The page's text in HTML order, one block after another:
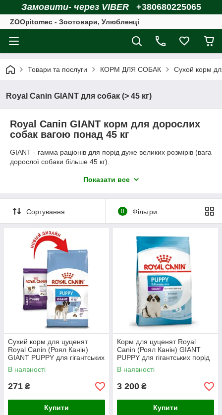
Замовити- через VIBER +380680225065
ZOOpitomec - Зоотовари, Улюбленці
Товари та послуги КОРМ ДЛЯ СОБАК Сухой корм
Royal Canin GIANT для собак (> 45 кг)
Royal Сапіп GIANT корм для дорослих
собак вагою понад 45 кг
GIANT - гамма раціонів для порід дуже великих розмірів (вага
дорослої собаки більше 45 кг).
задоволення особливих потреб порід дуже великих розмірів з
GIANT, ідеально підібраних для нестандартної морфології
собак дуже великих розмірів. Ці крокети стимулюють
разгрызание і сприяють більш повільного поїдання корму.
Показати все
Сортування 0 Фільтри
Сухий корм для цуценят
Royal Canin (Роял Канін)
GIANT PUPPY для гігантських
порід до 8 місяців, 1 кг
В наявності
271 ₴
Купити
Корм для цуценят Royal
Canin (Роял Канін) GIANT
PUPPY для гігантських порід
до 8 місяців, 15 кг Акція
В наявності
3 200 ₴
Купити